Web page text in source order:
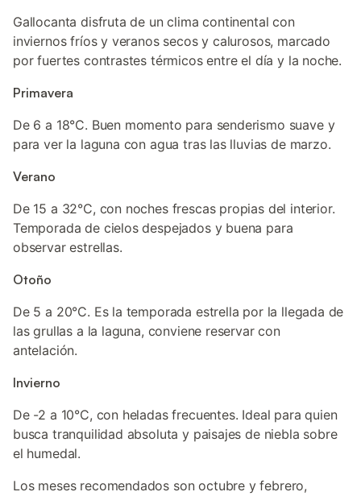
Gallocanta disfruta de un clima continental con
inviernos fríos y veranos secos y calurosos, marcado
por fuertes contrastes térmicos entre el día y la noche.
Primavera
De 6 a 18°C. Buen momento para senderismo suave y
para ver la laguna con agua tras las lluvias de marzo.
Verano
De 15 a 32°C, con noches frescas propias del interior.
Temporada de cielos despejados y buena para
observar estrellas.
Otoño
De 5 a 20°C. Es la temporada estrella por la llegada de
las grullas a la laguna, conviene reservar con
antelación.
Invierno
De -2 a 10°C, con heladas frecuentes. Ideal para quien
busca tranquilidad absoluta y paisajes de niebla sobre
el humedal.
Los meses recomendados son octubre y febrero,